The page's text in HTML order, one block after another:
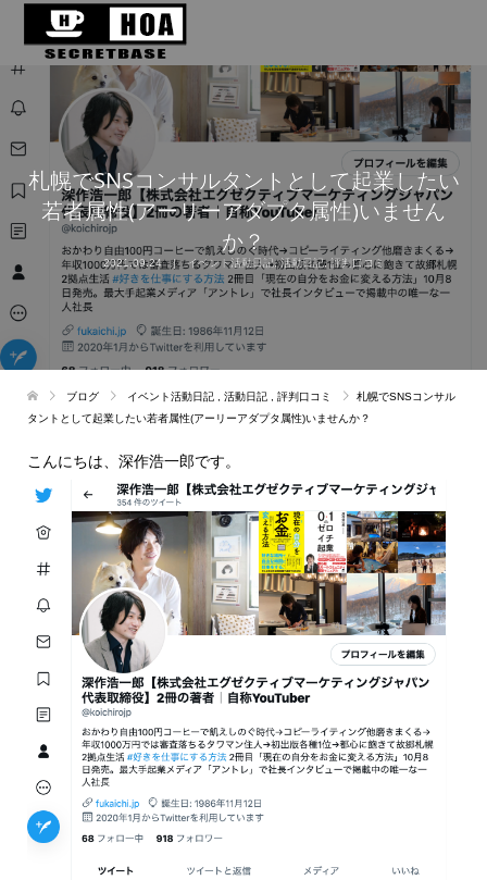
札幌でSNSコンサルタントとして起業したい
若者属性(アーリーアダプタ属性)いません
か？
2021.09.24 イベント活動日記,活動日記,評判口コミ
ブログ イベント活動日記 活動日記 評判口コミ
札幌でSNSコンサル
タントとして起業したい若者属性(アーリーアダプタ属性)いませんか？
こんにちは、深作浩一郎です。